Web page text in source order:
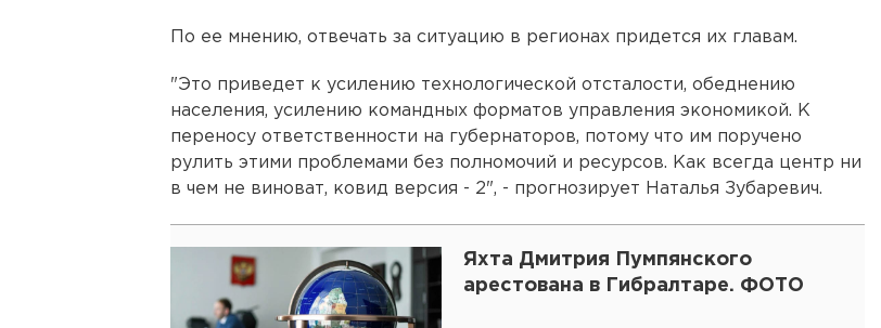
По ее мнению, отвечать за ситуацию в регионах придется их главам.
"Это приведет к усилению технологической отсталости, обеднению
населения, усилению командных форматов управления экономикой. К
переносу ответственности на губернаторов, потому что им поручено
рулить этими проблемами без полномочий и ресурсов. Как всегда центр ни
в чем не виноват, ковид версия - 2", - прогнозирует Наталья Зубаревич.
Яхта Дмитрия Пумпянского
арестована в Гибралтаре. ФОТО